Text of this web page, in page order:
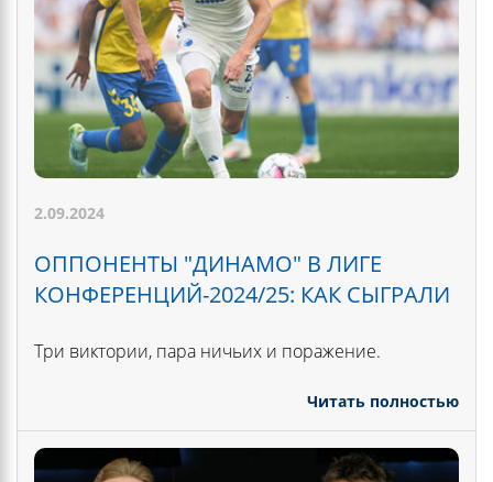
2.09.2024
ОППОНЕНТЫ "ДИНАМО" В ЛИГЕ
КОНФЕРЕНЦИЙ-2024/25: КАК СЫГРАЛИ
Три виктории, пара ничьих и поражение.
Читать полностью